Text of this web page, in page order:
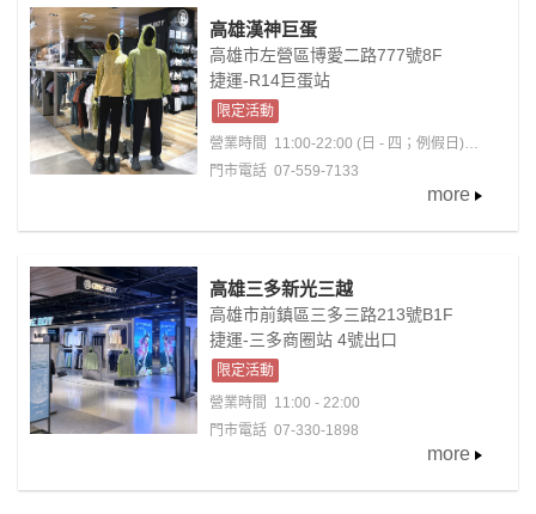
高雄漢神巨蛋
高雄市左營區博愛二路777號8F
捷運-R14巨蛋站
限定活動
營業時間 11:00-22:00 (日 - 四；例假日)
11:00-22:30 (五 - 六；含例假日前夕)
門市電話 07-559-7133
more
高雄三多新光三越
高雄市前鎮區三多三路213號B1F
捷運-三多商圈站 4號出口
限定活動
營業時間 11:00 - 22:00
門市電話 07-330-1898
more